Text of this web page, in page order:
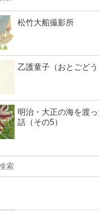
松竹大船撮影所
乙護童子（おとごどう
明治・大正の海を渡
話（その5）